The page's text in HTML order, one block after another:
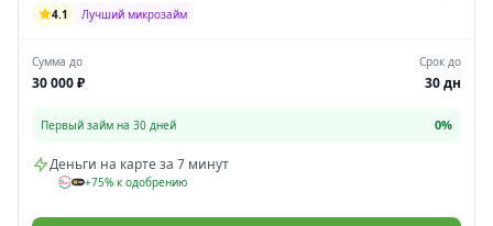
4.1
Лучший микрозайм
Сумма до
30 000 ₽
Срок до
30 дн
Первый займ на 30 дней 0%
Деньги на карте за 7 минут
+75% к одобрению